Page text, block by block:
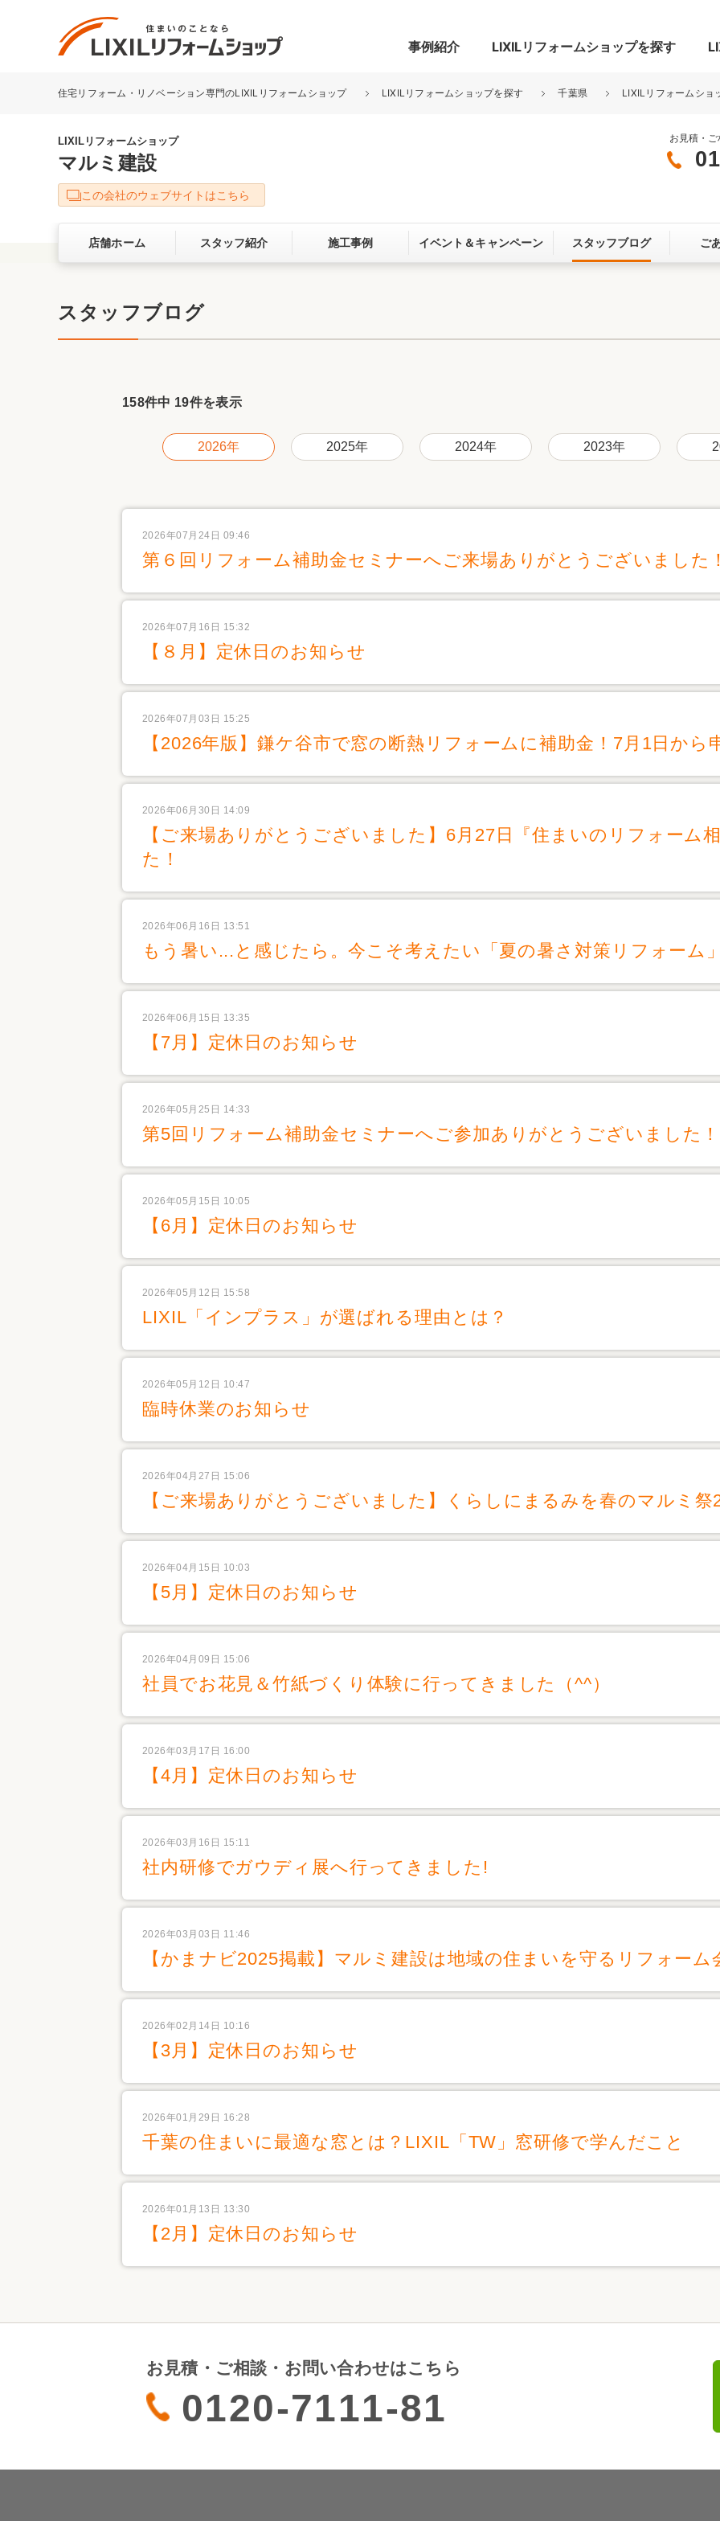
事例紹介
リフォーム事例を探す
キッチン
洗面化粧室 トイレ 玄関まわり 門まわり
ベランダ・バルコニー ガーデンスペース カースペース
お客さまの声 3Dシミュレーション
LIXILリフォームショップを探す
LIXILリフォームショップについて
サービス向上・品質改善の取り組み お客さま満足度アンケート
ここちい
中古物件探しから性能向上リフォームをワン
おすすめ情報
住宅リフォーム・リノベーション専門のLIXILリフォームショップ LIXILリフォームショップを探す 千葉県 LIXILリフォームショ
LIXILリフォームショップ
マルミ建設
お見積・
この会社のウェブサイトはこちら
店舗ホーム スタッフ紹介 施工事例 イベント＆キャンペーン スタッフブログ ご
スタッフブログ
158件中 19件を表示
2026年 2025年 2024年 2023年
2026年07月24日 09:46
第６回リフォーム補助金セミナーへご来場ありがとうございました
2026年07月16日 15:32
【８月】定休日のお知らせ
2026年07月03日 15:25
【2026年版】鎌ケ谷市で窓の断熱リフォームに補助金！7月1日か
2026年06月30日 14:09
【ご来場ありがとうございました】6月27日『住まいのリフォーム
た！
2026年06月16日 13:51
もう暑い...と感じたら。今こそ考えたい「夏の暑さ対策リフォーム
2026年06月15日 13:35
【7月】定休日のお知らせ
2026年05月25日 14:33
第5回リフォーム補助金セミナーへご参加ありがとうございました！
2026年05月15日 10:05
【6月】定休日のお知らせ
2026年05月12日 15:58
LIXIL「インプラス」が選ばれる理由とは？
2026年05月12日 10:47
臨時休業のお知らせ
2026年04月27日 15:06
【ご来場ありがとうございました】くらしにまるみを春のマルミ
2026年04月15日 10:03
【5月】定休日のお知らせ
2026年04月09日 15:06
社員でお花見＆竹紙づくり体験に行ってきました（^^）
2026年03月17日 16:00
【4月】定休日のお知らせ
2026年03月16日 15:11
社内研修でガウディ展へ行ってきました!
2026年03月03日 11:46
【かまナビ2025掲載】マルミ建設は地域の住まいを守るリフォーム
2026年02月14日 10:16
【3月】定休日のお知らせ
2026年01月29日 16:28
千葉の住まいに最適な窓とは？LIXIL「TW」窓研修で学んだこと
2026年01月13日 13:30
【2月】定休日のお知らせ
お見積・ご相談・お問い合わせはこちら
0120-7111-81